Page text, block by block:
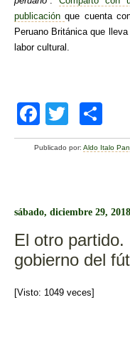
publicaciónque cuenta
Peruano Británica que
labor cultural.
F
a
b
o
k
wi
tt
o
m
ar
tir
Publicado por:Aldo Italo
sábado, diciembre 29, 2018
El otro
gobierno del
[Visto: 1049 veces]